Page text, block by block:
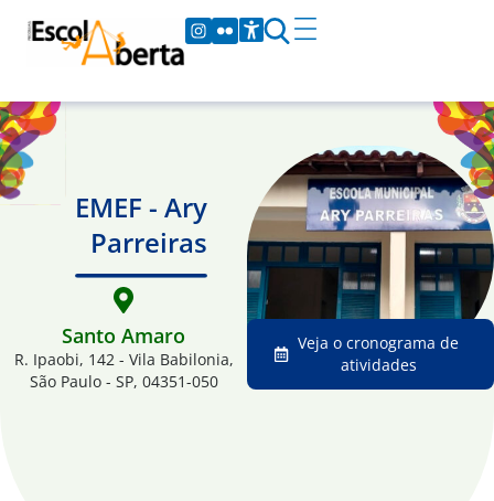
EMEF - Ary
Parreiras
Santo Amaro
R. Ipaobi, 142 - Vila Babilonia,
São Paulo - SP, 04351-050
Veja o cronograma de
atividades